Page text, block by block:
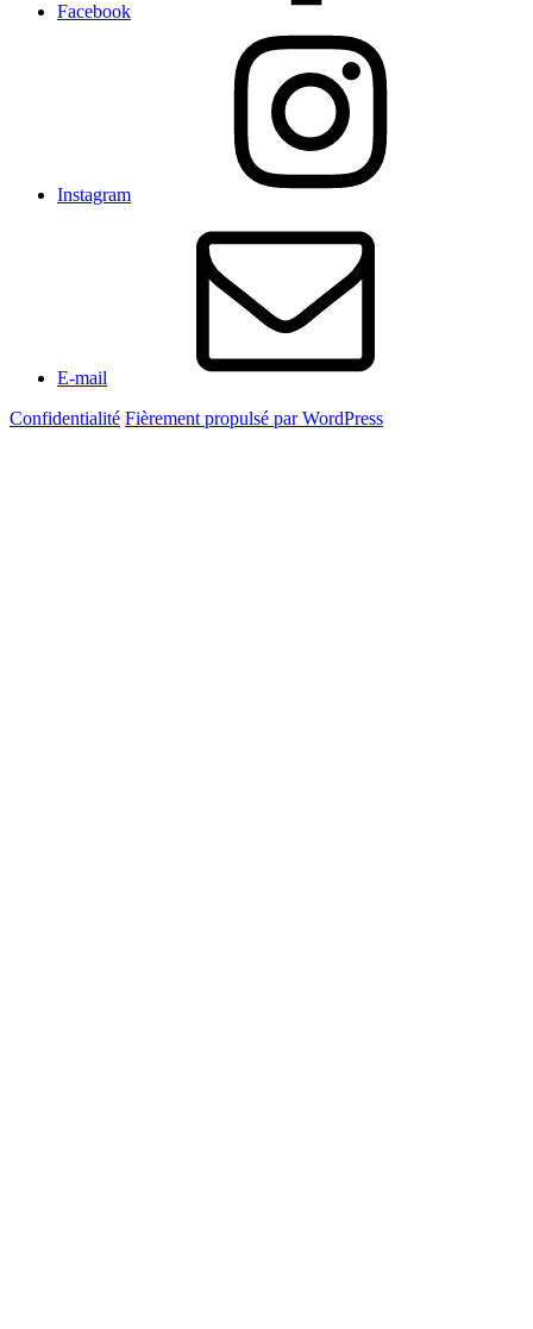
Facebook
Instagram
E-mail
Confidentialité Fièrement propulsé par WordPress